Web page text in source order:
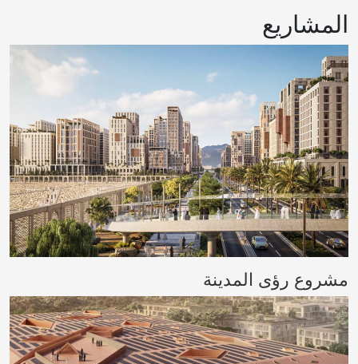
المشاريع
مشروع رؤى المدينة